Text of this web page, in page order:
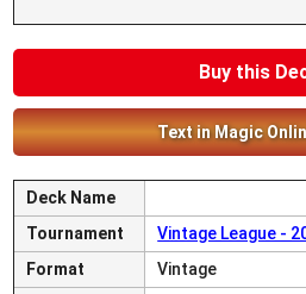
Buy this
Text in Magic
Deck Name
Tournament
Vintage League -
Format
Vintage